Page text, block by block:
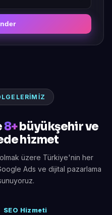
8+büyükşehir ve
hizmet
üzere Türkiye'nin her
Ads ve dijital pazarlama
SEO Hizmeti